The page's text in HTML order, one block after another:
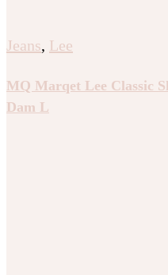
Jeans, Lee
MQ Marqet Lee Classic
Dam L